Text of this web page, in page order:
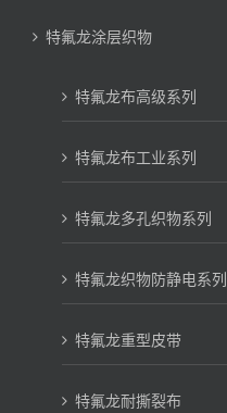
特氟龙涂层织物
特氟龙布高级系列
特氟龙布工业系列
特氟龙多孔织物系列
特氟龙织物防静电系列
特氟龙重型皮带
特氟龙耐撕裂布